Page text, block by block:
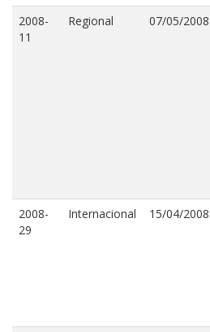
2008-
11
Regional 07/05/2008
2008-
29
Internacional 15/04/2008